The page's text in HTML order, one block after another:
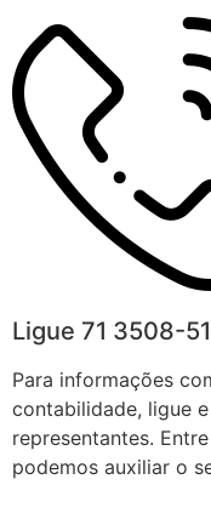
Ligue 71 3508-
Para informações
contabilidade, ligue
representantes.
podemos auxiliar o